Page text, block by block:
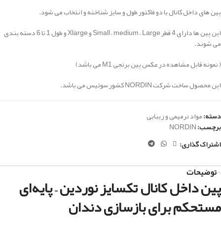
پین های داخل کانال با دو فاکتور طول و سایز شناخته و انتخاب می شود.
این پین ها دارای 4 قطر Small ، medium ، Large و Xlarge و طول 1 تا 6 دسته بندی
می شوند.
( نمونه قابل مشاهده در عکس پین برنجی M1 می باشد)
این محصول ساخت شرکت NORDIN کشور سوئیس می باشد.
دسته:مواد ترمیمی و زیبایی
برچسب:NORDIN
اشتراک گذاری:
توضیحات
پین داخل کانال تکسایز نوردین – پایه‌ای
مستحکم برای بازسازی دندان